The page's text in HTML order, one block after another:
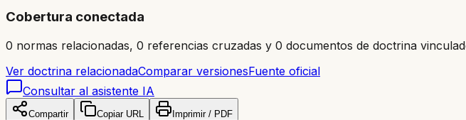
Cobertura conectada
0 normas relacionadas, 0 referencias cruzadas y 0 documentos de doctrina
Ver doctrina relacionadaComparar versionesFuente oficial
Consultar al asistente IA
Compartir Copiar URL Imprimir / PDF